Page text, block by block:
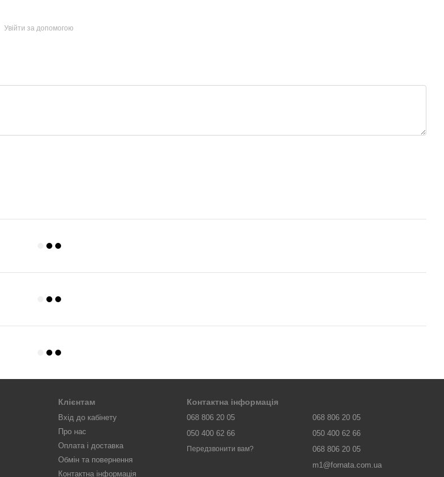
Увійти за допомогою
Клієнтам
Вхід до кабінету
Про нас
Оплата і доставка
Обмін та повернення
Контактна інформація
Контактна інформація
068 806 20 05
050 400 62 66
Передзвонити вам?
068 806 20 05
050 400 62 66
068 806 20 05
m1@fornata.com.ua